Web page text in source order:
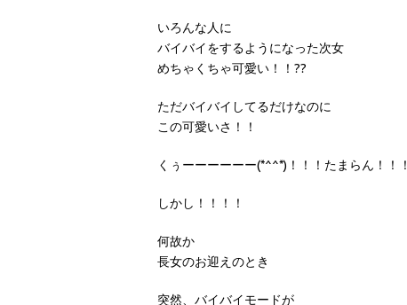
いろんな人に
バイバイをするようになった次女
めちゃくちゃ可愛い！！??
ただバイバイしてるだけなのに
この可愛いさ！！
くぅーーーーーー(*^^*)！！！たまらん！！！
しかし！！！！
何故か
長女のお迎えのとき
突然、バイバイモードが